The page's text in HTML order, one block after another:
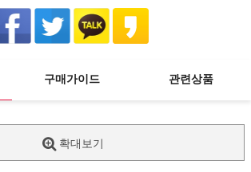
구매가이드 관련상품
확대보기